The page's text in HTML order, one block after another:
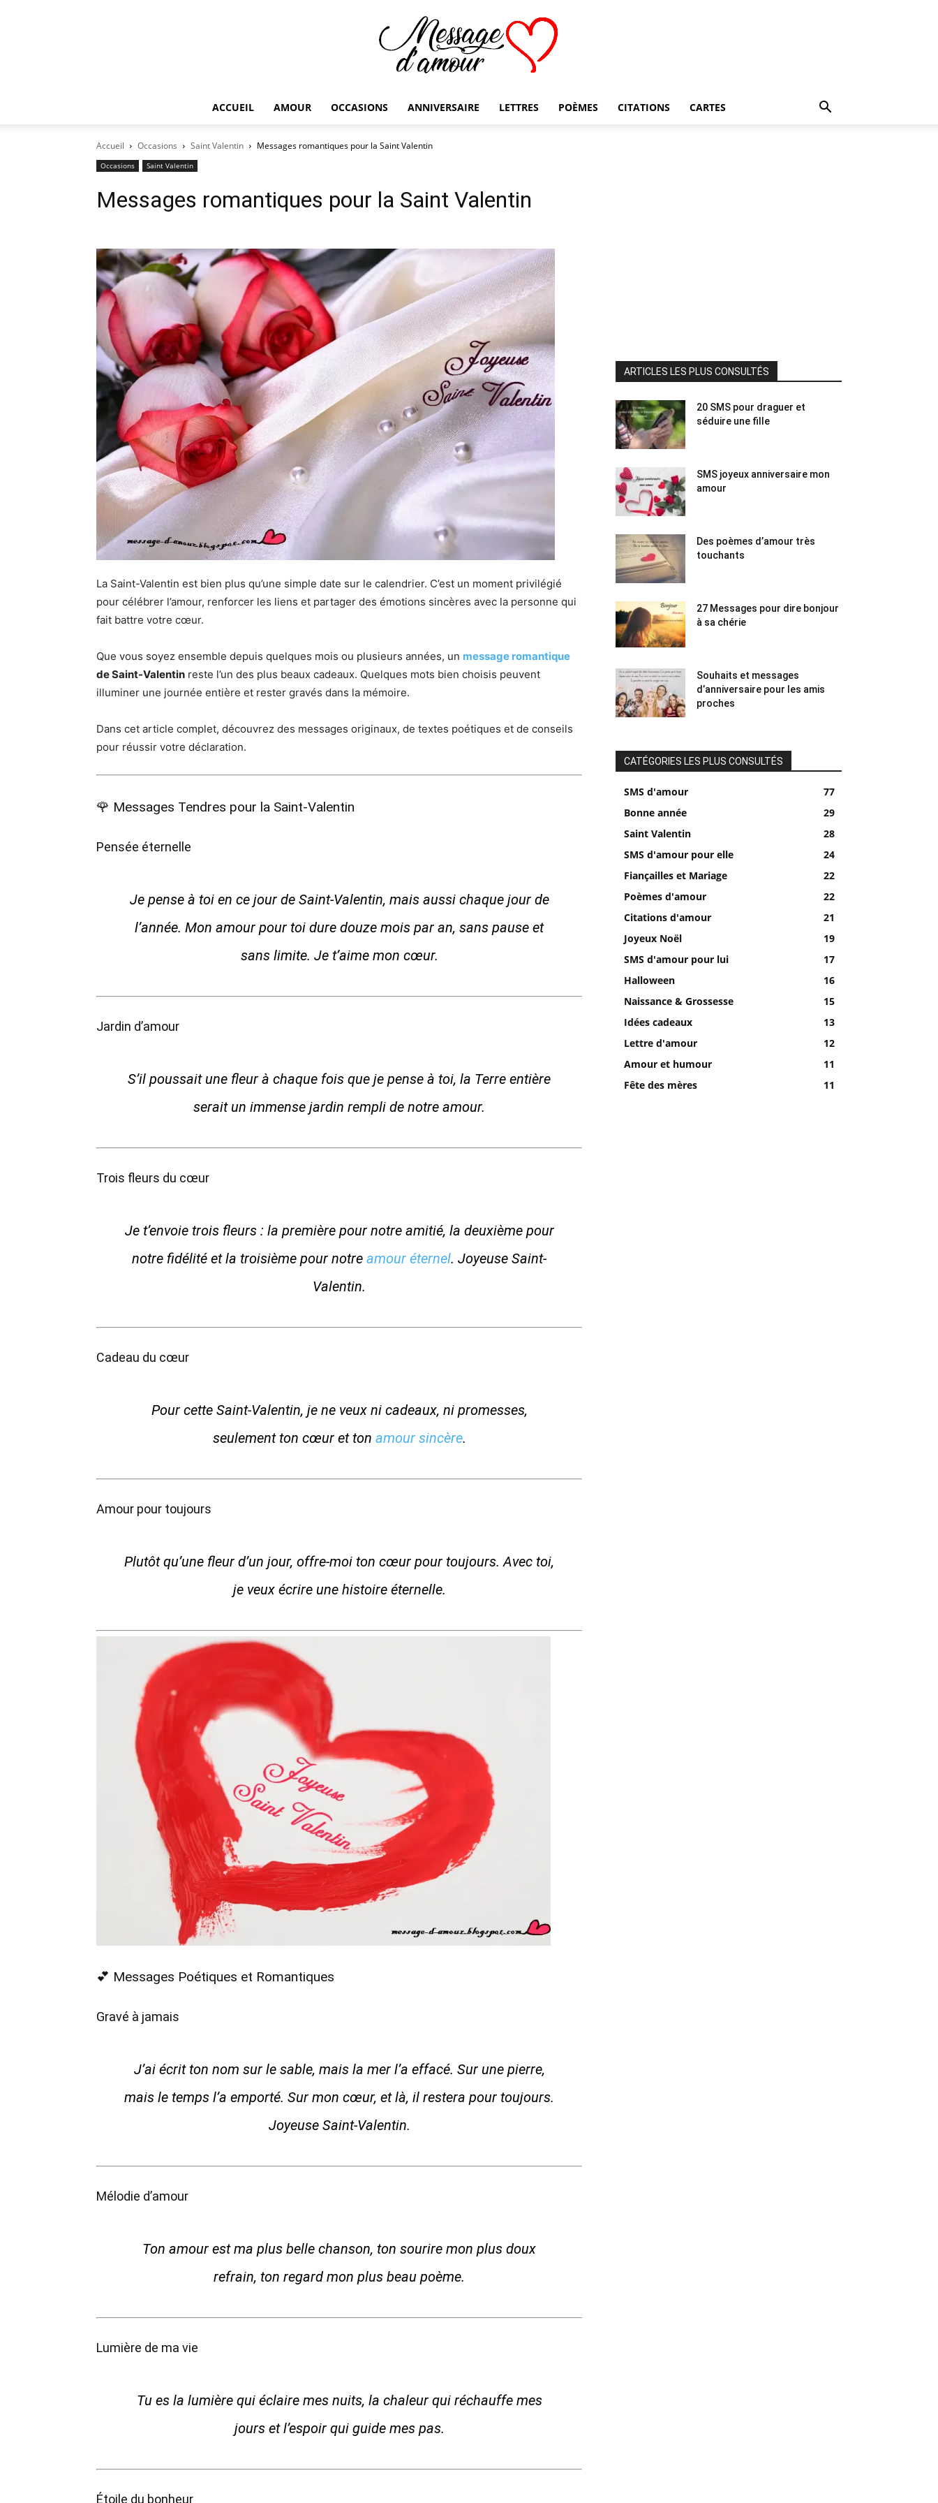
ACCUEIL AMOUR OCCASIONS ANNIVERSAIRE LETTRES POÈMES CITATIONS CARTES
Accueil Occasions Saint Valentin Messages romantiques pour la Saint Valentin
Occasions Saint Valentin
Messages romantiques pour la Saint Valentin
La Saint-Valentin est bien plus qu’une simple date sur le calendrier. C’est un moment privilégié
pour célébrer l’amour, renforcer les liens et partager des émotions sincères avec la personne qui
fait battre votre cœur.
Que vous soyez ensemble depuis quelques mois ou plusieurs années, un message romantique
de Saint-Valentin reste l’un des plus beaux cadeaux. Quelques mots bien choisis peuvent
illuminer une journée entière et rester gravés dans la mémoire.
Dans cet article complet, découvrez des messages originaux, de textes poétiques et de conseils
pour réussir votre déclaration.
🌹 Messages Tendres pour la Saint-Valentin
Pensée éternelle
Je pense à toi en ce jour de Saint-Valentin, mais aussi chaque jour de
l’année. Mon amour pour toi dure douze mois par an, sans pause et
sans limite. Je t’aime mon cœur.
Jardin d’amour
S’il poussait une fleur à chaque fois que je pense à toi, la Terre entière
serait un immense jardin rempli de notre amour.
Trois fleurs du cœur
Je t’envoie trois fleurs : la première pour notre amitié, la deuxième pour
notre fidélité et la troisième pour notre amour éternel. Joyeuse Saint-
Valentin.
Cadeau du cœur
Pour cette Saint-Valentin, je ne veux ni cadeaux, ni promesses,
seulement ton cœur et ton amour sincère.
Amour pour toujours
Plutôt qu’une fleur d’un jour, offre-moi ton cœur pour toujours. Avec toi,
je veux écrire une histoire éternelle.
💕 Messages Poétiques et Romantiques
Gravé à jamais
J’ai écrit ton nom sur le sable, mais la mer l’a effacé. Sur une pierre,
mais le temps l’a emporté. Sur mon cœur, et là, il restera pour toujours.
Joyeuse Saint-Valentin.
Mélodie d’amour
Ton amour est ma plus belle chanson, ton sourire mon plus doux
refrain, ton regard mon plus beau poème.
Lumière de ma vie
Tu es la lumière qui éclaire mes nuits, la chaleur qui réchauffe mes
jours et l’espoir qui guide mes pas.
Étoile du bonheur
ARTICLES LES PLUS CONSULTÉS
20 SMS pour draguer et
séduire une fille
SMS joyeux anniversaire mon
amour
Des poèmes d’amour très
touchants
27 Messages pour dire bonjour
à sa chérie
Souhaits et messages
d’anniversaire pour les amis
proches
CATÉGORIES LES PLUS CONSULTÉS
SMS d'amour
77
Bonne année
29
Saint Valentin
28
SMS d'amour pour elle
24
Fiançailles et Mariage
22
Poèmes d'amour
22
Citations d'amour
21
Joyeux Noël
19
SMS d'amour pour lui
17
Halloween
16
Naissance & Grossesse
15
Idées cadeaux
13
Lettre d'amour
12
Amour et humour
11
Fête des mères
11